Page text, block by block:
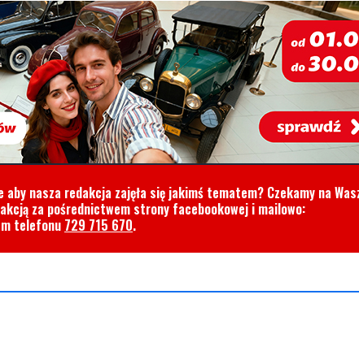
nasza redakcja zajęła się jakimś tematem? Czekamy na
za pośrednictwem strony facebookowej i mailowo:
telefonu 729 715 670.